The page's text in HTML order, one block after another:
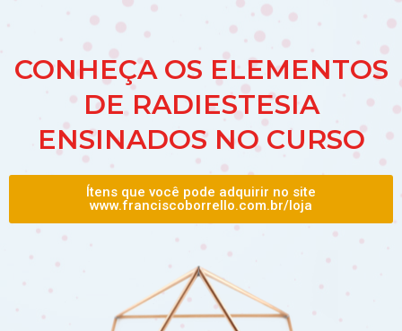
CONHEÇA OS ELEMENTOS
DE RADIESTESIA
ENSINADOS NO CURSO
Ítens que você pode adquirir no site
www.franciscoborrello.com.br/loja